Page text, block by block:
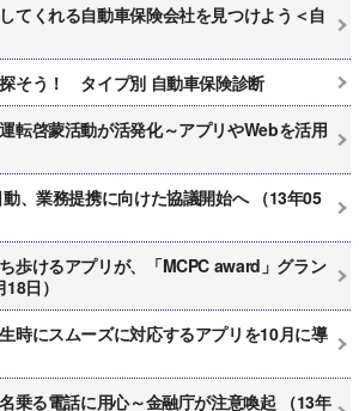
てくれる自動車保険会社を見つけよう＜自
探そう！ タイプ別 自動車保険診断
転啓蒙活動が活発化～アプリやWebを活用
、業務提携に向けた協議開始へ （13年05
歩けるアプリが、「MCPC award」グラン
日）
時にスムーズに対応するアプリを10月に導
乗る電話に用心～金融庁が注意喚起 （13年